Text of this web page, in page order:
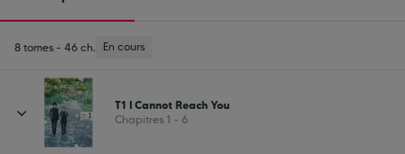
Coinshop
8 tomes - 46 ch. En cours
T1 I Cannot Reach You
Chapitres 1 - 6